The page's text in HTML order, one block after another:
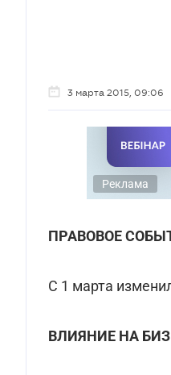
3 марта 2015, 09:06
Реклама
ПРАВОВОЕ
С 1 марта
ВЛИЯНИЕ НА